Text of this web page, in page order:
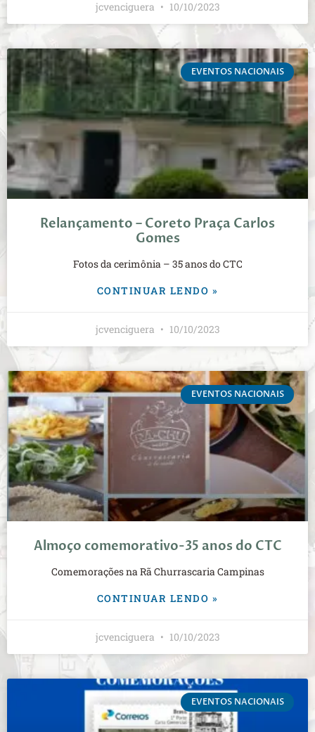
jcvenciguera 10/10/2023
EVENTOS NACIONAIS
Relançamento – Coreto Praça Carlos
Gomes
Fotos da cerimônia – 35 anos do CTC
CONTINUAR LENDO »
jcvenciguera 10/10/2023
EVENTOS NACIONAIS
Almoço comemorativo-35 anos do CTC
Comemorações na Rã Churrascaria Campinas
CONTINUAR LENDO »
jcvenciguera 10/10/2023
EVENTOS NACIONAIS